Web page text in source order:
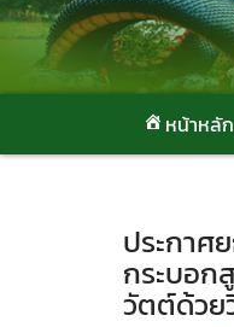
หน้าหลัก
ประกาศ
กระบอก
วัตต์ด้วย